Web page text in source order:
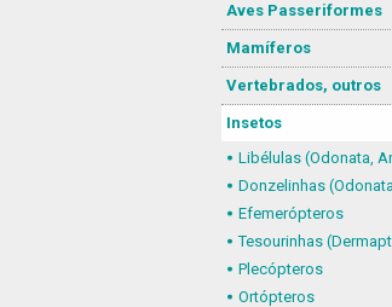
Aves Passeriformes
Mamíferos
Vertebrados, outros
Insetos
Efemerópteros
Tesourinhas
Plecópteros
Ortópteros